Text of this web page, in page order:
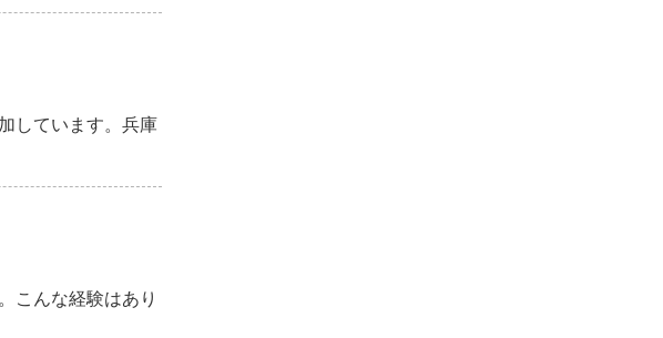
しています。兵庫
こんな経験はあり